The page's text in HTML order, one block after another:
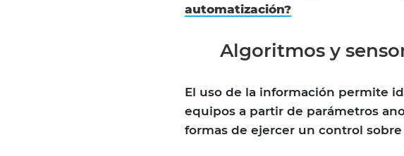
automatización?
Algoritmos y
El uso de la información permite
equipos a partir de parámetros
formas de ejercer un control